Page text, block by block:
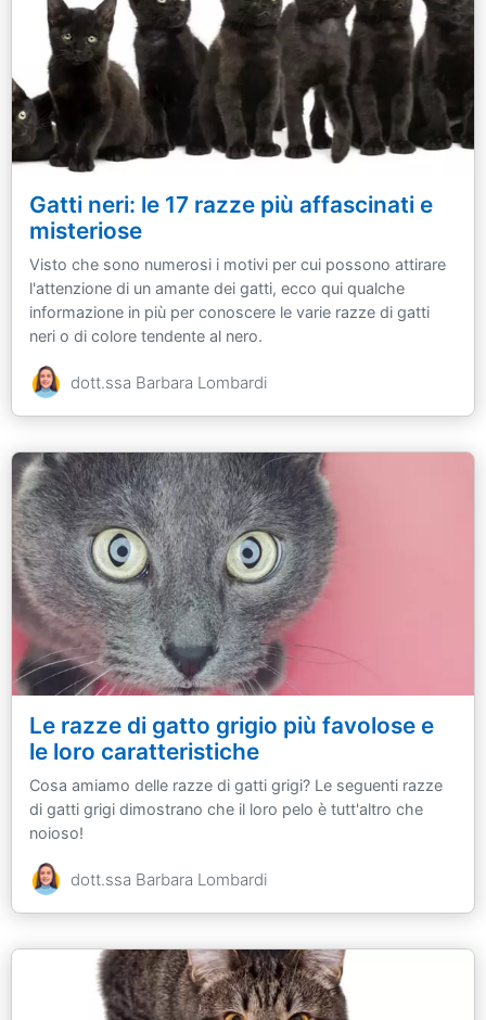
Gatti neri: le 17 razze più affascinati e
misteriose
Visto che sono numerosi i motivi per cui possono attirare
l'attenzione di un amante dei gatti, ecco qui qualche
informazione in più per conoscere le varie razze di gatti
neri o di colore tendente al nero.
dott.ssa Barbara Lombardi
Le razze di gatto grigio più favolose e
le loro caratteristiche
Cosa amiamo delle razze di gatti grigi? Le seguenti razze
di gatti grigi dimostrano che il loro pelo è tutt'altro che
noioso!
dott.ssa Barbara Lombardi